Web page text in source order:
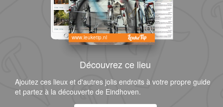
www.leuketip.nl
Découvrez ce lieu
Ajoutez ces lieux et d'autres jolis endroits à votre propre guide
et partez à la découverte de Eindhoven.